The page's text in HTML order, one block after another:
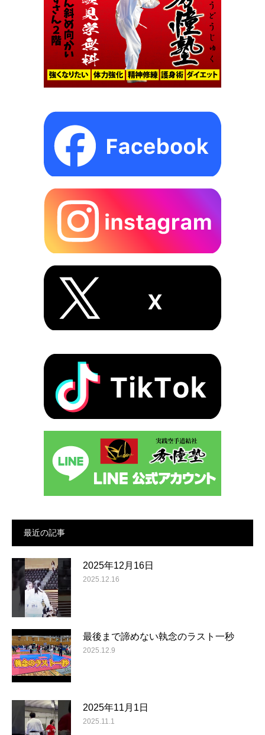
最近の記事
2025年12月16日
2025.12.16
最後まで諦めない執念のラスト一秒
2025.12.9
2025年11月1日
2025.11.1